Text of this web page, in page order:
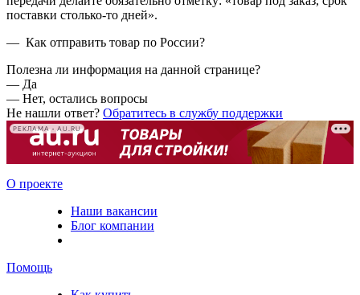
поставки столько-то дней».
— Как отправить товар по России?
Полезна ли информация на данной странице?
— Да
— Нет, остались вопросы
Не нашли ответ? Обратитесь в службу поддержки
РЕКЛАМА • AU.RU
О проекте
Наши вакансии
Блог компании
Помощь